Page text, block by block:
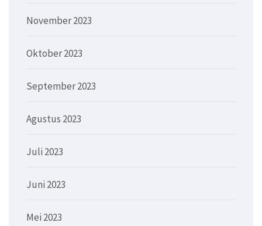
November 2023
Oktober 2023
September 2023
Agustus 2023
Juli 2023
Juni 2023
Mei 2023